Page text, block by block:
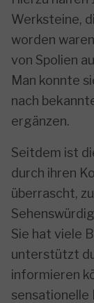
Werksteine,
worden
von Spolien
Man konnte
nach
ergänzen.
Seitdem ist
durch ihren
überrascht,
Sie hat viele
unterstützt
informieren
sensationelle